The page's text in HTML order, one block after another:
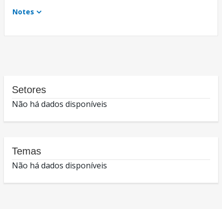
Notes
Setores
Não há dados disponíveis
Temas
Não há dados disponíveis